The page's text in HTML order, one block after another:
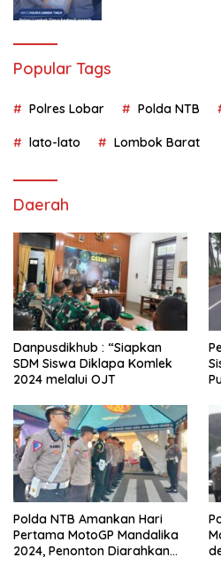
Popular Tags
Polres Lobar Polda NTB
lato-lato Lombok Barat
Daerah
Danpusdikhub : “Siapkan
SDM Siswa Diklapa Komlek
2024 melalui OJT
Polda NTB Amankan Hari
Pertama MotoGP Mandalika
2024, Penonton Diarahkan